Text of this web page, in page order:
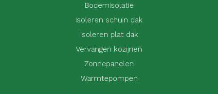
Bodemisolatie
Isoleren schuin dak
Isoleren plat dak
Vervangen kozijnen
Zonnepanelen
Warmtepompen